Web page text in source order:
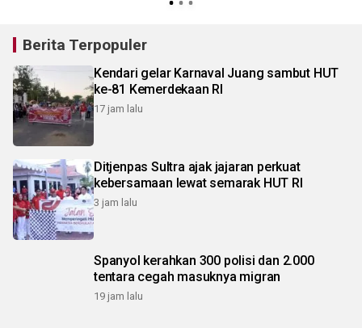
Berita Terpopuler
Kendari gelar Karnaval Juang sambut HUT
ke-81 Kemerdekaan RI
17 jam lalu
Ditjenpas Sultra ajak jajaran perkuat
kebersamaan lewat semarak HUT RI
3 jam lalu
Spanyol kerahkan 300 polisi dan 2.000
tentara cegah masuknya migran
19 jam lalu